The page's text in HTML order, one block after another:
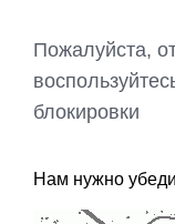
Пожалуйста,
блокировки
Нам нужно